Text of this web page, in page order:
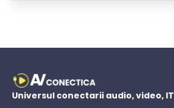
Universul conectarii audio, video, IT